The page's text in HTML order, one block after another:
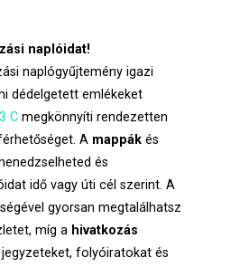
naplóidat!
naplógyűjtemény igazi
dédelgetett emlékeket
C megkönnyíti rendezetten
A mappák és
és
idő vagy úti cél szerint. A
gyorsan megtalálhatsz
míg a hivatkozás
folyóiratokat és